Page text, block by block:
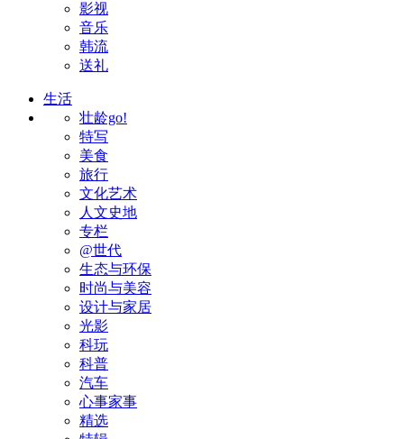
影视
音乐
韩流
送礼
生活
壮龄go!
特写
美食
旅行
文化艺术
人文史地
专栏
@世代
生态与环保
时尚与美容
设计与家居
光影
科玩
科普
汽车
心事家事
精选